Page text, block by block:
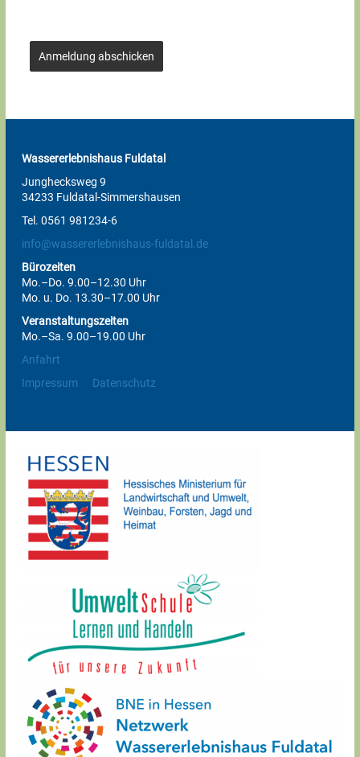
Anmeldung abschicken
Wassererlebnishaus Fuldatal
Junghecksweg 9
34233 Fuldatal-Simmershausen
Tel. 0561 981234-6
info@wassererlebnishaus-fuldatal.de
Bürozeiten
Mo.–Do. 9.00–12.30 Uhr
Mo. u. Do. 13.30–17.00 Uhr
Veranstaltungszeiten
Mo.–Sa. 9.00–19.00 Uhr
Anfahrt
Impressum
Datenschutz